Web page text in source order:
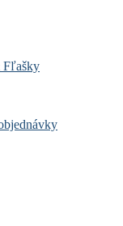
Fľašky